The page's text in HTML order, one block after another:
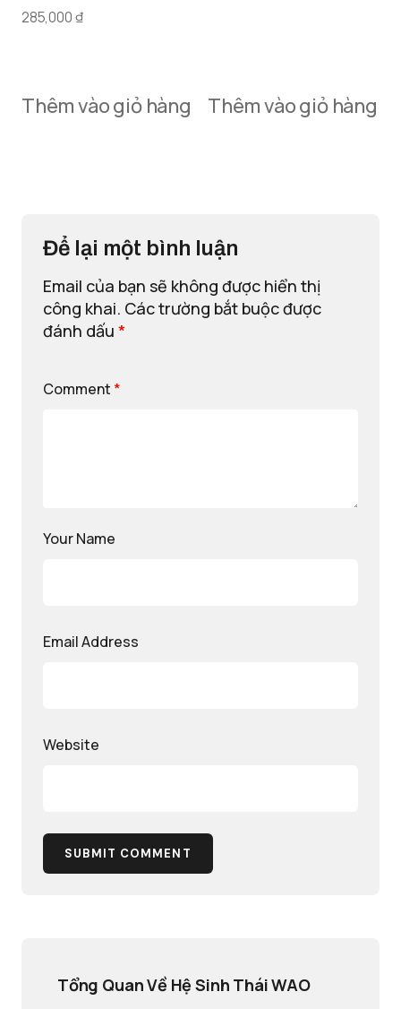
285,000₫
Thêm vào giỏ hàng Thêm vào giỏ hàng
Để lại một bình luận
Email của bạn sẽ không được hiển thị
công khai. Các trường bắt buộc được
đánh dấu *
Comment *
Your Name
Email Address
Website
SUBMIT COMMENT
Tổng Quan Về Hệ Sinh Thái WAO